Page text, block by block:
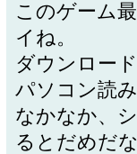
このゲーム
イね。
ダウンロー
パソコン読
なかなか、
るとだめだ